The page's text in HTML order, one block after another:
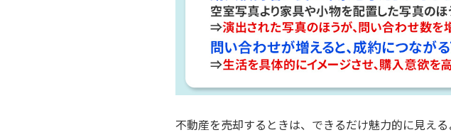
不動産を売却するときは、できるだけ魅力的に見え